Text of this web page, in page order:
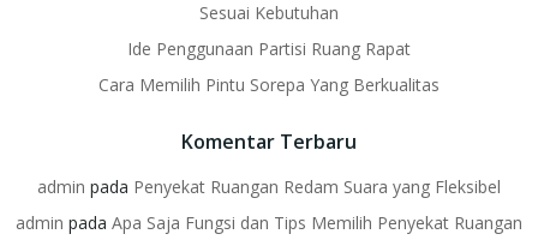
Sesuai Kebutuhan
Ide Penggunaan Partisi Ruang Rapat
Cara Memilih Pintu Sorepa Yang Berkualitas
Komentar Terbaru
admin pada Penyekat Ruangan Redam Suara yang Fleksibel
admin pada Apa Saja Fungsi dan Tips Memilih Penyekat Ruangan